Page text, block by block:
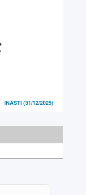
-INASTI (31/12/2025)